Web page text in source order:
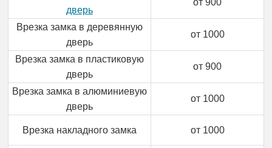
дверь
от 900
Врезка замка в деревянную
дверь
от 1000
Врезка замка в пластиковую
дверь
от 900
Врезка замка в алюминиевую
дверь
от 1000
Врезка накладного замка от 1000